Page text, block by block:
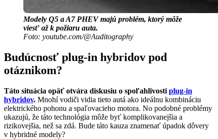
Modely Q5 a A7 PHEV majú problém, ktorý môže
viesť až k požiaru auta.
Foto: youtube.com/@Auditography
Budúcnosť plug-in hybridov pod
otáznikom?
Táto situácia opäť otvára diskusiu o spoľahlivosti plug-in
hybridov. Mnohí vodiči vidia tieto autá ako ideálnu kombináciu
elektrického pohonu a spaľovacieho motora. No podobné problémy
ukazujú, že táto technológia môže byť komplikovanejšia a
rizikovejšia, než sa zdá. Bude táto kauza znamenať úpadok dôvery
v hybridné modely?